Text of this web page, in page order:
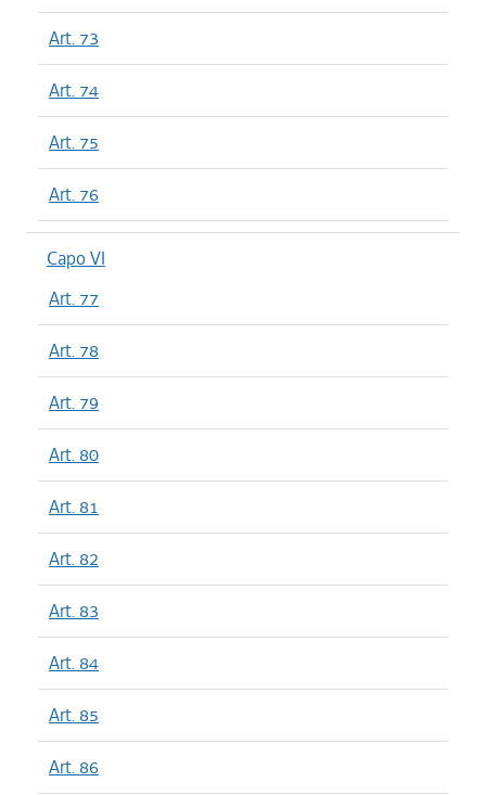
Art. 73
Art. 74
Art. 75
Art. 76
Capo VI
Art. 77
Art. 78
Art. 79
Art. 80
Art. 81
Art. 82
Art. 83
Art. 84
Art. 85
Art. 86